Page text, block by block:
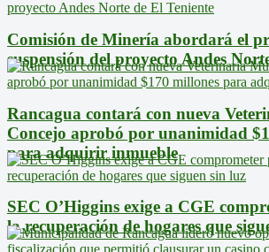
Comisión de Minería abordará el
suspensión del proyecto Andes
Rancagua contará con nueva
Concejo aprobó por unanimidad
para adquirir inmueble
SEC O’Higgins exige a CGE
la recuperación de hogares que